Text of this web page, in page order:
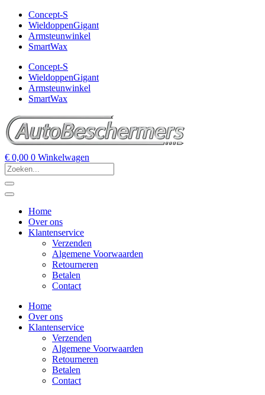
Concept-S
WieldoppenGigant
Armsteunwinkel
SmartWax
Concept-S
WieldoppenGigant
Armsteunwinkel
SmartWax
€ 0,00 0 Winkelwagen
Home
Over ons
Klantenservice
Verzenden
Algemene Voorwaarden
Retourneren
Betalen
Contact
Home
Over ons
Klantenservice
Verzenden
Algemene Voorwaarden
Retourneren
Betalen
Contact